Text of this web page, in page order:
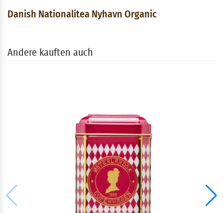
Danish Nationalitea Nyhavn Organic
Andere kauften auch